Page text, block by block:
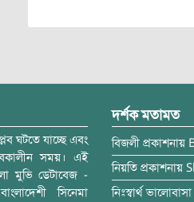
ঘটতে যাচ্ছে এবং
সময়। এই
মুভি ডেটাবেজ -
সিনেমা
দর্শক মতামত
বিজলী প্রকাশনায়
নিয়তি প্রকাশনায়
নিঃস্বার্থ ভালোবাসা